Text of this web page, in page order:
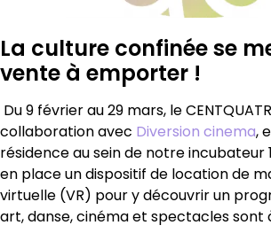
La culture confinée se
vente à emporter !
Du 9 février au 29 mars, le
collaboration avec Diversion cinema,
résidence au sein de notre
en place un dispositif de location de
virtuelle (VR) pour y découvrir un
art, danse, cinéma et spectacles sont